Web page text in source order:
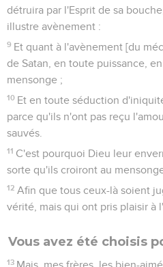
détruira par l'Esprit de sa
illustre avènement :
9 Et quant à l'avènement [du
de Satan, en toute puissance,
mensonge ;
10 Et en toute séduction
parce qu'ils n'ont pas reçu
sauvés.
11 C'est pourquoi Dieu leur
sorte qu'ils croiront au
12 Afin que tous ceux-là soient
vérité, mais qui ont pris plaisir à
Vous avez été choisis
13 Mais, mes frères, les bien-